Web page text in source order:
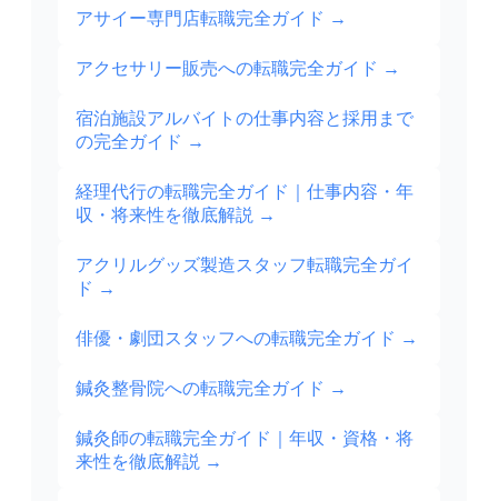
アサイー専門店転職完全ガイド →
アクセサリー販売への転職完全ガイド →
宿泊施設アルバイトの仕事内容と採用まで
の完全ガイド →
経理代行の転職完全ガイド｜仕事内容・年
収・将来性を徹底解説 →
アクリルグッズ製造スタッフ転職完全ガイ
ド →
俳優・劇団スタッフへの転職完全ガイド →
鍼灸整骨院への転職完全ガイド →
鍼灸師の転職完全ガイド｜年収・資格・将
来性を徹底解説 →